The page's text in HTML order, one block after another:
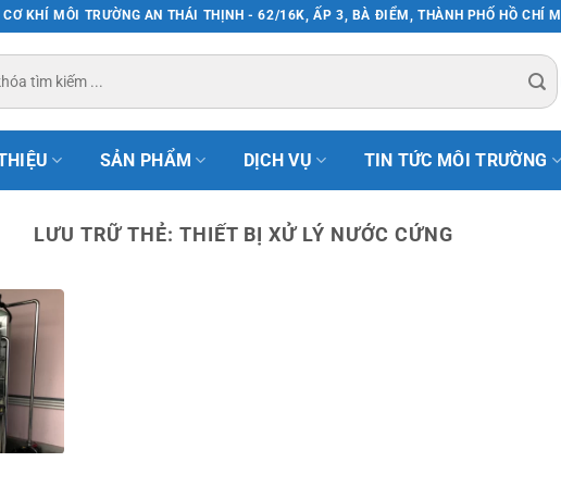
CƠ KHÍ MÔI TRƯỜNG AN THÁI THỊNH - 62/16K, ẤP 3, BÀ ĐIỂM, THÀNH PHỐ HỒ CHÍ
SẢN PHẨM DỊCH VỤ TIN TỨC MÔI TRƯỜNG
LƯU TRỮ THẺ: THIẾT BỊ XỬ LÝ NƯỚC CỨNG